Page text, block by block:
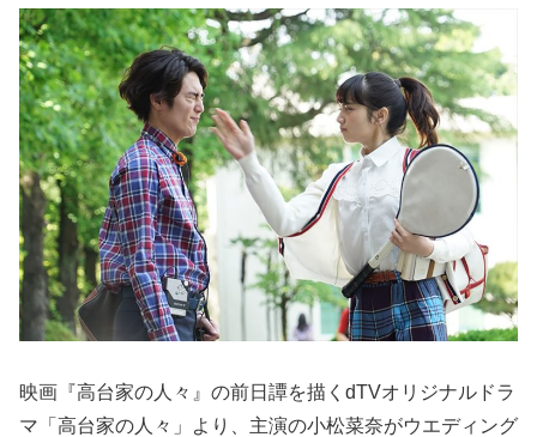
映画『高台家の人々』の前日譚を描くdTVオリジナルドラ
マ「高台家の人々」より、主演の小松菜奈がウエディング